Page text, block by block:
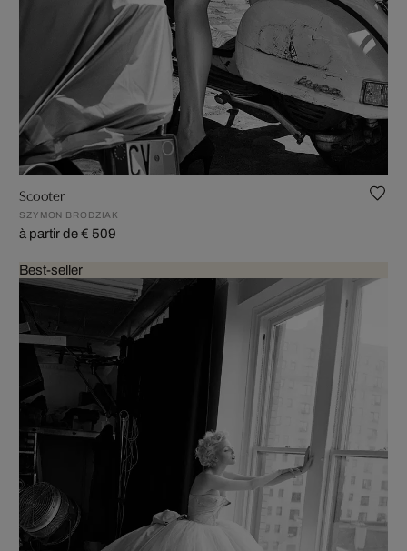
Scooter
SZYMON BRODZIAK
à partir de € 509
Best-seller